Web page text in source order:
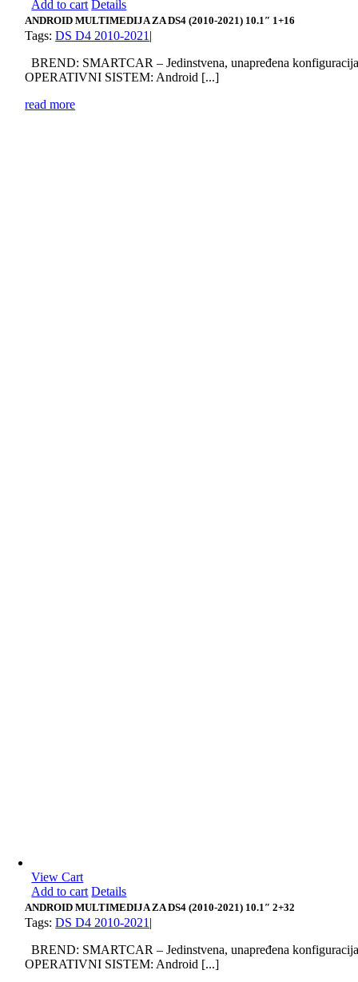
Add to cart Details
ANDROID MULTIMEDIJA ZA DS4 (2010-2021) 10.1″ 1+16
Tags:DS D4 2010-2021 |
BREND: SMARTCAR – Jedinstvena, unapređena
OPERATIVNI SISTEM: Android [...]
read more
View Cart
Add to cart Details
ANDROID MULTIMEDIJA ZA DS4 (2010-2021) 10.1″ 2+32
Tags:DS D4 2010-2021 |
BREND: SMARTCAR – Jedinstvena, unapređena
OPERATIVNI SISTEM: Android [...]